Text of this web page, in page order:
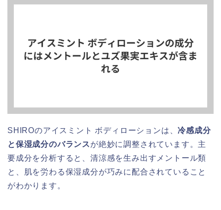
SHIROのアイスミント ボディローションは、冷感成分
と保湿成分のバランスが絶妙に調整されています。主
要成分を分析すると、清涼感を生み出すメントール類
と、肌を労わる保湿成分が巧みに配合されていること
がわかります。